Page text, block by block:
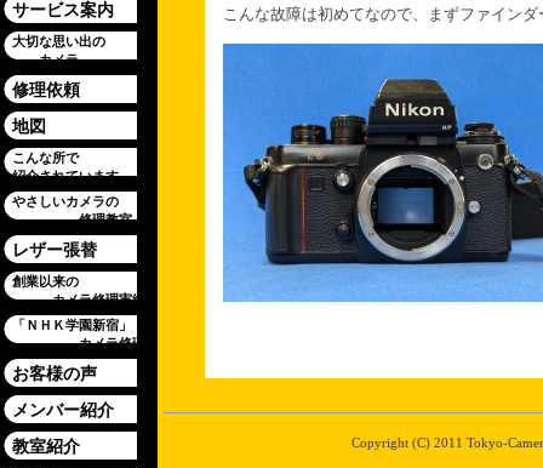
サービス案内
大切な思い出の
カメラ
修理依頼
地図
こんな所で
紹介されています
やさしいカメラの
修理教室
レザー張替
創業以来の
カメラ修理実績
「ＮＨＫ学園新宿」
カメラ修理
お客様の声
メンバー紹介
教室紹介
こんな故障は初めてなので、まずファイン
Copyright (C) 2011 Tokyo-